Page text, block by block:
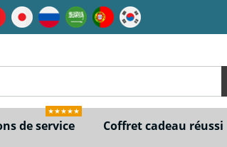
de service
★★★★★
Coffret cadeau réussi